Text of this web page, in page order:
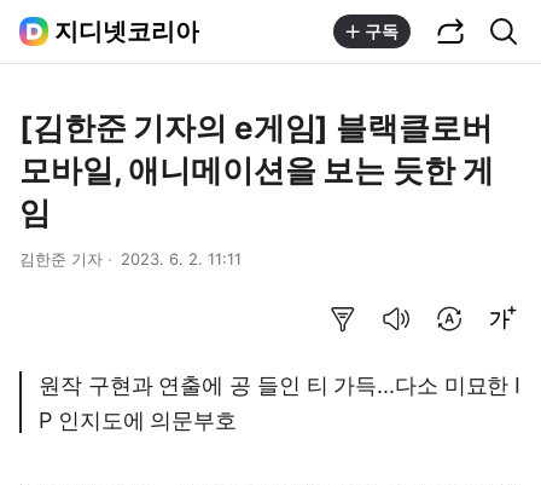
지디넷코리아 구독
[김한준 기자의 e게임] 블랙클로버
모바일, 애니메이션을 보는 듯한 게
임
김한준 기자 2023. 6. 2. 11:11
원작 구현과 연출에 공 들인 티 가득...다소 미묘한 I
P 인지도에 의문부호